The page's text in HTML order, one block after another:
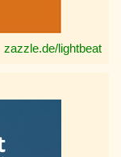
zazzle.de/lightbeat